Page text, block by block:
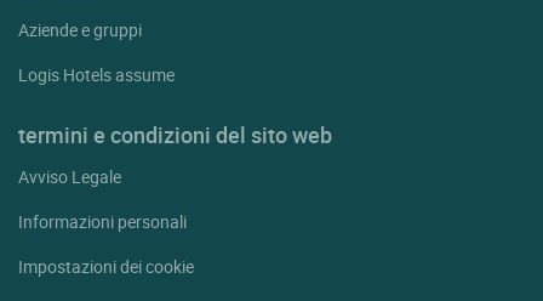
Aziende e gruppi
Logis Hotels assume
termini e condizioni del sito web
Avviso Legale
Informazioni personali
Impostazioni dei cookie